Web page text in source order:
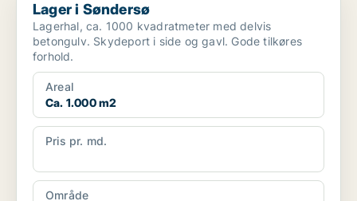
Lager i Søndersø
Lagerhal, ca. 1000 kvadratmeter med delvis
betongulv. Skydeport i side og gavl. Gode tilkøres
forhold.
Areal
Ca. 1.000 m2
Pris pr. md.
Område